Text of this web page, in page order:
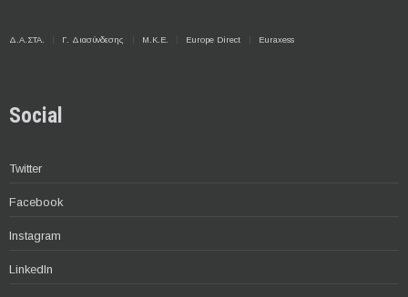
Δ.Α.ΣΤΑ. Γ. Διασύνδεσης Μ.Κ.Ε. Europe Direct Euraxess
Social
Twitter
Facebook
Instagram
LinkedIn